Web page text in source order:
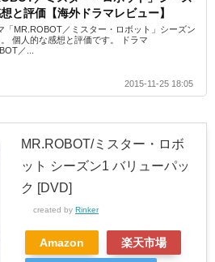
と評価【海外ドラマレビュー】
「MR.ROBOT／ミスター・ロボット」シーズン
個人的な感想と評価です。 ドラマ
／...
2015-11-25 18:05
MR.ROBOT/ミスター・ロボ
ット シーズン1 バリューパッ
ク [DVD]
created by Rinker
Amazon 楽天市場